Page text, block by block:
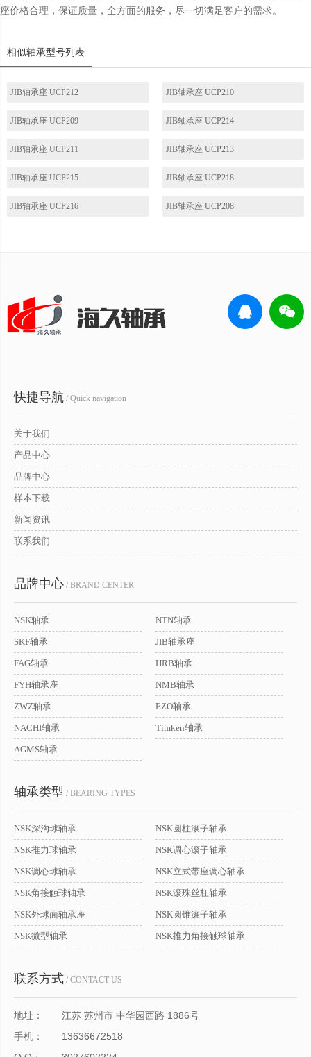
座价格合理，保证质量，全方面的服务，尽一切满足客户的需求。
相似轴承型号列表
JIB轴承座 UCP212 JIB轴承座 UCP210
JIB轴承座 UCP209 JIB轴承座 UCP214
JIB轴承座 UCP211 JIB轴承座 UCP213
JIB轴承座 UCP215 JIB轴承座 UCP218
JIB轴承座 UCP216 JIB轴承座 UCP208
快捷导航 / Quick navigation
关于我们
产品中心
品牌中心
样本下载
新闻资讯
联系我们
品牌中心 / BRAND CENTER
NSK轴承 NTN轴承
SKF轴承 JIB轴承座
FAG轴承 HRB轴承
FYH轴承座 NMB轴承
ZWZ轴承 EZO轴承
NACHI轴承 Timken轴承
AGMS轴承
轴承类型 / BEARING TYPES
NSK深沟球轴承 NSK圆柱滚子轴承
NSK推力球轴承 NSK调心滚子轴承
NSK调心球轴承 NSK立式带座调心轴承
NSK角接触球轴承 NSK滚珠丝杠轴承
NSK外球面轴承座 NSK圆锥滚子轴承
NSK微型轴承 NSK推力角接触球轴承
联系方式 / CONTACT US
地址：
江苏 苏州市 中华园西路 1886号
手机：
13636672518